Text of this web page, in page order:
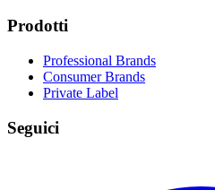
Prodotti
Professional Brands
Consumer Brands
Private Label
Seguici